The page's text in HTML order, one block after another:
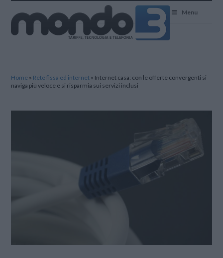
Menu
Home » Rete fissa ed internet » Internet casa: con le offerte convergenti si
naviga più veloce e si risparmia sui servizi inclusi